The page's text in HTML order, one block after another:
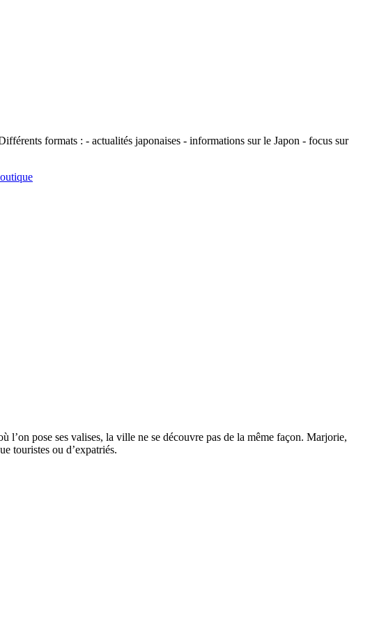
formats : - actualités japonaises - informations sur le Japon - focus sur
l’on pose ses valises, la ville ne se découvre pas de la même façon. Marjorie,
touristes ou d’expatriés.